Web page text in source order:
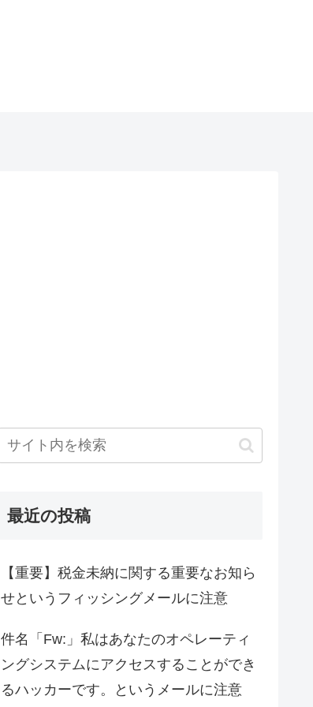
最近の投稿
【重要】税金未納に関する重要なお知ら
せというフィッシングメールに注意
件名「Fw:」私はあなたのオペレーティ
ングシステムにアクセスすることができ
るハッカーです。というメールに注意